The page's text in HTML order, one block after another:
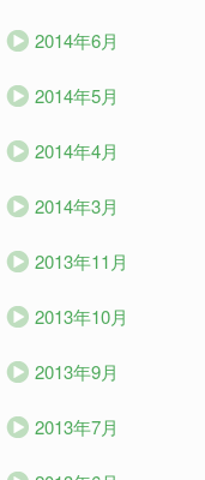
2014年6月
2014年5月
2014年4月
2014年3月
2013年11月
2013年10月
2013年9月
2013年7月